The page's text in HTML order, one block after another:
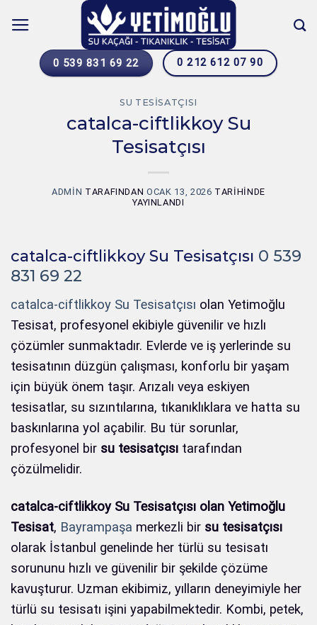
atla
0 539 831 69 22 0 212 612 07 90
SU TESISATÇISI
catalca-ciftlikkoy Su
Tesisatçısı
ADMIN TARAFINDAN OCAK 13, 2026 TARIHINDE
YAYINLANDI
catalca-ciftlikkoy Su Tesisatçısı 0 539
831 69 22
catalca-ciftlikkoy Su Tesisatçısı olan Yetimoğlu
Tesisat, profesyonel ekibiyle güvenilir ve hızlı
çözümler sunmaktadır. Evlerde ve iş yerlerinde su
tesisatının düzgün çalışması, konforlu bir yaşam
için büyük önem taşır. Arızalı veya eskiyen
tesisatlar, su sızıntılarına, tıkanıklıklara ve hatta su
baskınlarına yol açabilir. Bu tür sorunlar,
profesyonel bir su tesisatçısı tarafından
çözülmelidir.
catalca-ciftlikkoy Su Tesisatçısı olan Yetimoğlu
Tesisat, Bayrampaşa merkezli bir su tesisatçısı
olarak İstanbul genelinde her türlü su tesisatı
sorununu hızlı ve güvenilir bir şekilde çözüme
kavuşturur. Uzman ekibimiz, yılların deneyimiyle her
türlü su tesisatı işini yapabilmektedir. Kombi, petek,